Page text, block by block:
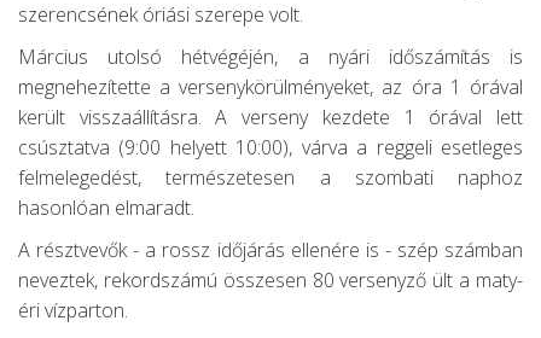
szerencsének óriási szerepe volt.
Március utolsó hétvégéjén, a nyári időszámítás is
megnehezítette a versenykörülményeket, az óra 1 órával
került visszaállításra. A verseny kezdete 1 órával lett
csúsztatva (9:00 helyett 10:00), várva a reggeli esetleges
felmelegedést, természetesen a szombati naphoz
hasonlóan elmaradt.
A résztvevők - a rossz időjárás ellenére is - szép számban
neveztek, rekordszámú összesen 80 versenyző ült a maty-
éri vízparton.